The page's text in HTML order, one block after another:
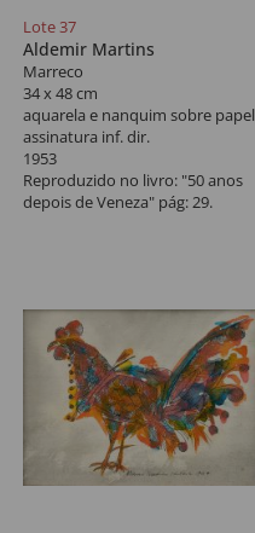
Lote 37
Aldemir Martins
Marreco
34 x 48 cm
aquarela e nanquim sobre papel
assinatura inf. dir.
1953
Reproduzido no livro: "50 anos
depois de Veneza" pág: 29.